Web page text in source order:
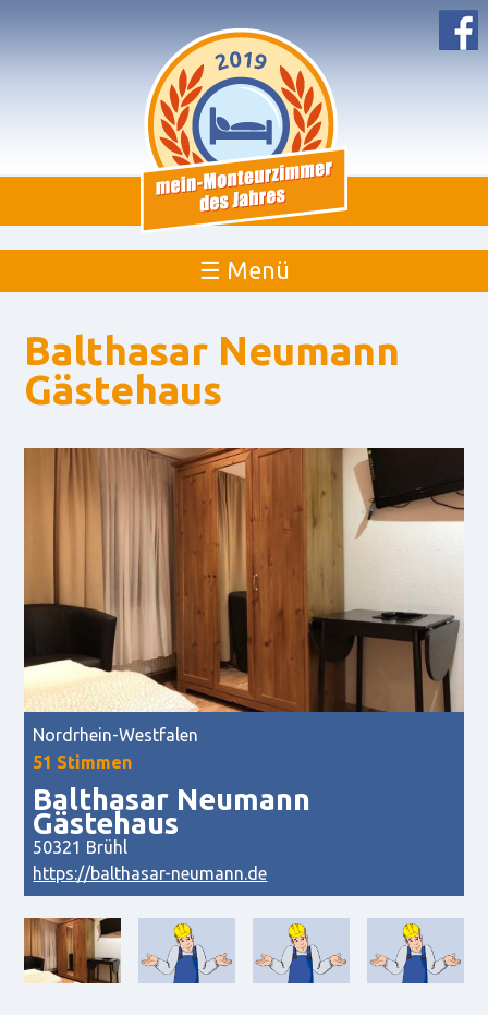
☰ Menü
Balthasar Neumann
Gästehaus
Nordrhein-Westfalen
51 Stimmen
Balthasar Neumann
Gästehaus
50321 Brühl
https://balthasar-neumann.de